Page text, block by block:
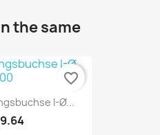
the same
I-Ø...
favorite_border